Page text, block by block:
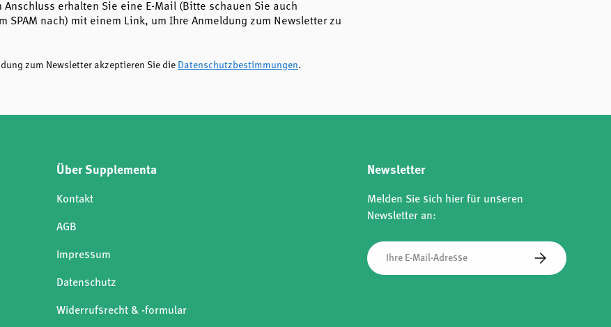
Anschluss erhalten Sie eine E-Mail (Bitte schauen Sie auch
SPAM nach) mit einem Link, um Ihre Anmeldung zum Newsletter zu
zum Newsletter akzeptieren Sie die Datenschutzbestimmungen.
Über Supplementa
Kontakt
AGB
Impressum
Datenschutz
Widerrufsrecht & -formular
Newsletter
Melden Sie sich hier für unseren
Newsletter an:
E-Mail
Abonnieren